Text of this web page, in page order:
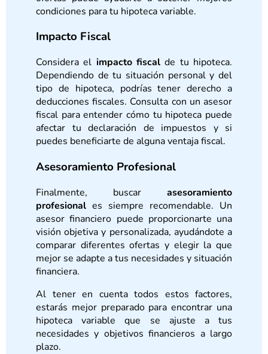
condiciones para tu hipoteca variable.
Impacto Fiscal
Considera el impacto fiscal de tu hipoteca.
Dependiendo de tu situación personal y del
tipo de hipoteca, podrías tener derecho a
deducciones fiscales. Consulta con un asesor
fiscal para entender cómo tu hipoteca puede
afectar tu declaración de impuestos y si
puedes beneficiarte de alguna ventaja fiscal.
Asesoramiento Profesional
Finalmente, buscar asesoramiento
profesional es siempre recomendable. Un
asesor financiero puede proporcionarte una
visión objetiva y personalizada, ayudándote a
comparar diferentes ofertas y elegir la que
mejor se adapte a tus necesidades y situación
financiera.
Al tener en cuenta todos estos factores,
estarás mejor preparado para encontrar una
hipoteca variable que se ajuste a tus
necesidades y objetivos financieros a largo
plazo.